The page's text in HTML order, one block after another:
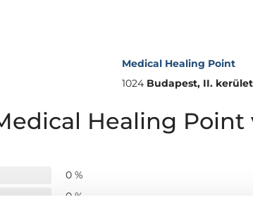
Medical Healing Point
1024 Budapest, II. kerület
Healing
0 %
0 %